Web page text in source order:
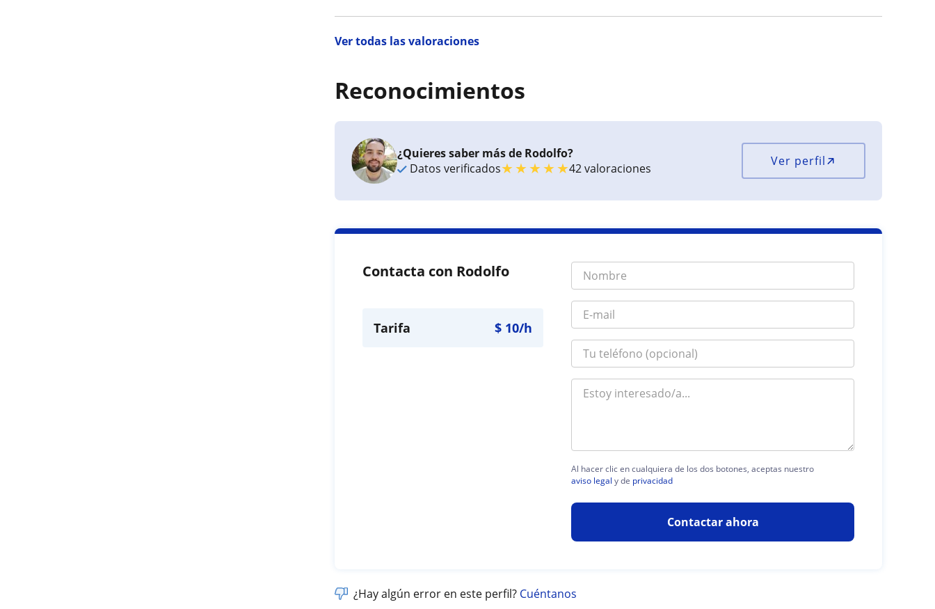
Ver todas las valoraciones
Reconocimientos
¿Quieres saber más de Rodolfo?
Datos verificados★★★★★42 valoraciones Ver perfil
Contacta con Rodolfo
Tarifa $ 10/h
Al hacer clic en cualquiera de los dos botones, aceptas nuestro
aviso legal y de privacidad
Contactar ahora
¿Hay algún error en este perfil? Cuéntanos